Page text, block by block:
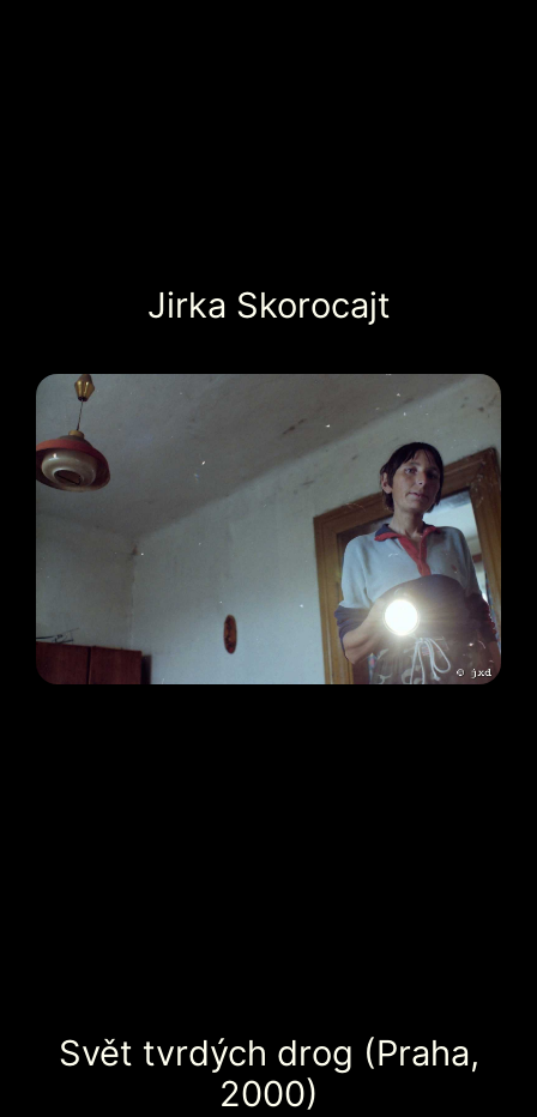
Jirka Skorocajt
Svět tvrdých drog (Praha,
2000)